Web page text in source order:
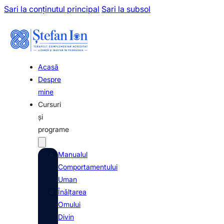
Sari la conținutul principal Sari la subsol
Acasă
Despre
mine
Cursuri
şi
programe
Manualul
Comportamentului
Uman
Înălţarea
Omului
Divin